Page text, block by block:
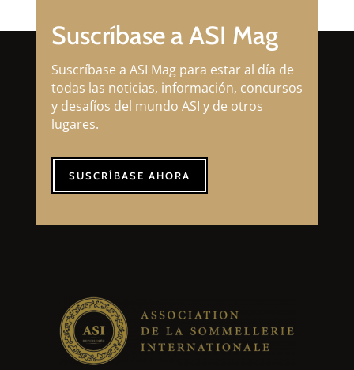
Suscríbase a ASI Mag
Suscríbase a ASI Mag para estar al día de
todas las noticias, información, concursos
y desafíos del mundo ASI y de otros
lugares.
SUSCRÍBASE AHORA